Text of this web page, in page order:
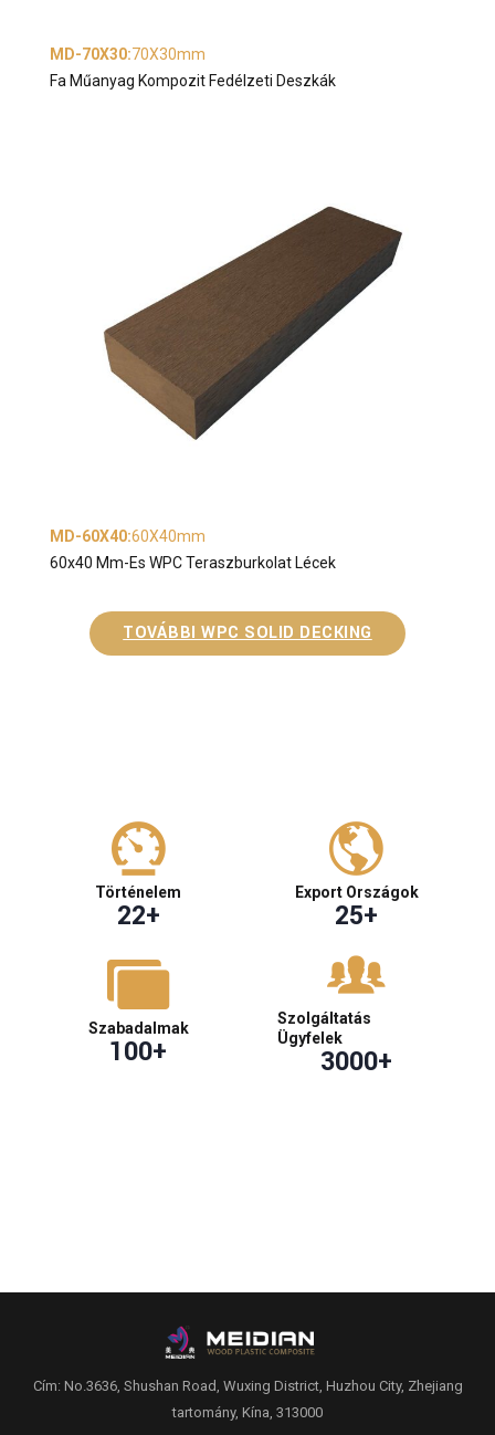
MD-70X30:70X30mm
Fa Műanyag Kompozit Fedélzeti Deszkák
MD-60X40:60X40mm
60x40 Mm-Es WPC Teraszburkolat Lécek
TOVÁBBI WPC SOLID DECKING
Történelem
22+
Export Országok
25+
Szabadalmak
100+
Szolgáltatás
Ügyfelek
3000+
Cím: No.3636, Shushan Road, Wuxing District, Huzhou City, Zhejiang
tartomány, Kína, 313000